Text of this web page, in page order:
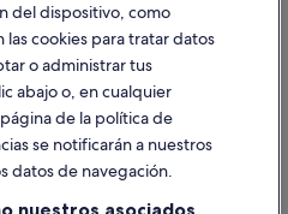
un alquiler vacacional
del dispositivo, como
cookies para tratar datos
o administrar tus
abajo o, en cualquier
de la política de
se notificarán a nuestros
datos de navegación.
nuestros asociados